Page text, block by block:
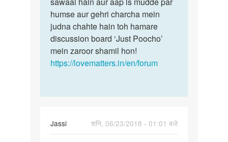
humse aur gehri charcha mein
judna chahte hain toh hamare
discussion board ‘Just Poocho’
mein zaroor shamil hon!
https://lovematters.in/en/forum
Jassi
शनि, 06/23/2018 - 01:01 बजे